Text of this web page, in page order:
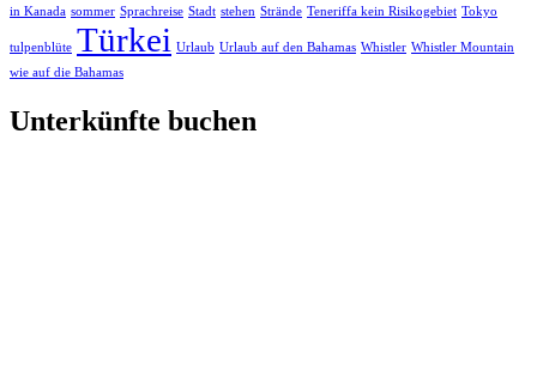
in Kanada sommer Sprachreise Stadt stehen Strände Teneriffa kein Risikogebiet Tokyo
tulpenblüte Türkei Urlaub Urlaub auf den Bahamas Whistler Whistler Mountain
wie auf die Bahamas
Unterkünfte buchen